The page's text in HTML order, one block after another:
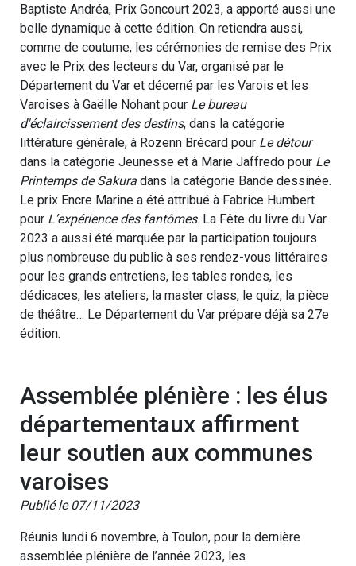
Baptiste Andréa, Prix Goncourt 2023, a apporté aussi une
belle dynamique à cette édition. On retiendra aussi,
comme de coutume, les cérémonies de remise des Prix
avec le Prix des lecteurs du Var, organisé par le
Département du Var et décerné par les Varois et les
Varoises à Gaëlle Nohant pour Le bureau
d'éclaircissement des destins, dans la catégorie
littérature générale, à Rozenn Brécard pour Le détour
dans la catégorie Jeunesse et à Marie Jaffredo pour Le
Printemps de Sakura dans la catégorie Bande dessinée.
Le prix Encre Marine a été attribué à Fabrice Humbert
pour L’expérience des fantômes. La Fête du livre du Var
2023 a aussi été marquée par la participation toujours
plus nombreuse du public à ses rendez-vous littéraires
pour les grands entretiens, les tables rondes, les
dédicaces, les ateliers, la master class, le quiz, la pièce
de théâtre… Le Département du Var prépare déjà sa 27e
édition.
Assemblée plénière : les élus
départementaux affirment
leur soutien aux communes
varoises
Publié le 07/11/2023
Réunis lundi 6 novembre, à Toulon, pour la dernière
assemblée plénière de l’année 2023, les